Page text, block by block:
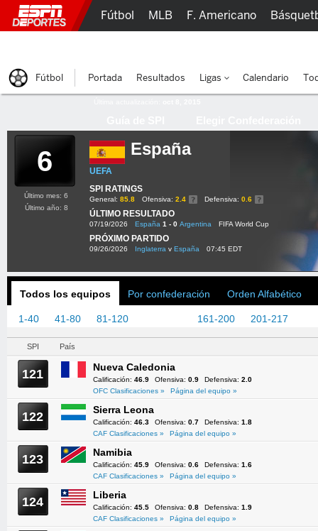
6 España
UEFA
SPI RATINGS
General: 85.8 Ofensiva: 2.4 Defensiva: 0.6
ÚLTIMO RESULTADO
07/19/2026 España 1 - 0 Argentina FIFA World Cup
PRÓXIMO PARTIDO
09/26/2026 Inglaterra v España 07:45 EDT
Último mes: 6
Último año: 8
Todos los equipos Por confederación Orden Alfabético
1-40 41-80 81-120 161-200 201-217
SPI País
121 Nueva Caledonia
Calificación: 46.9 Ofensiva: 0.9 Defensiva: 2.0
OFC Clasificaciones »
Página del equipo »
122 Sierra Leona
Calificación: 46.3 Ofensiva: 0.7 Defensiva: 1.8
CAF Clasificaciones »
Página del equipo »
123 Namibia
Calificación: 45.9 Ofensiva: 0.6 Defensiva: 1.6
CAF Clasificaciones »
Página del equipo »
124 Liberia
Calificación: 45.5 Ofensiva: 0.8 Defensiva: 1.9
CAF Clasificaciones »
Página del equipo »
Fútbol MLB F. Americano
Fútbol Portada Resultados Ligas Calendario